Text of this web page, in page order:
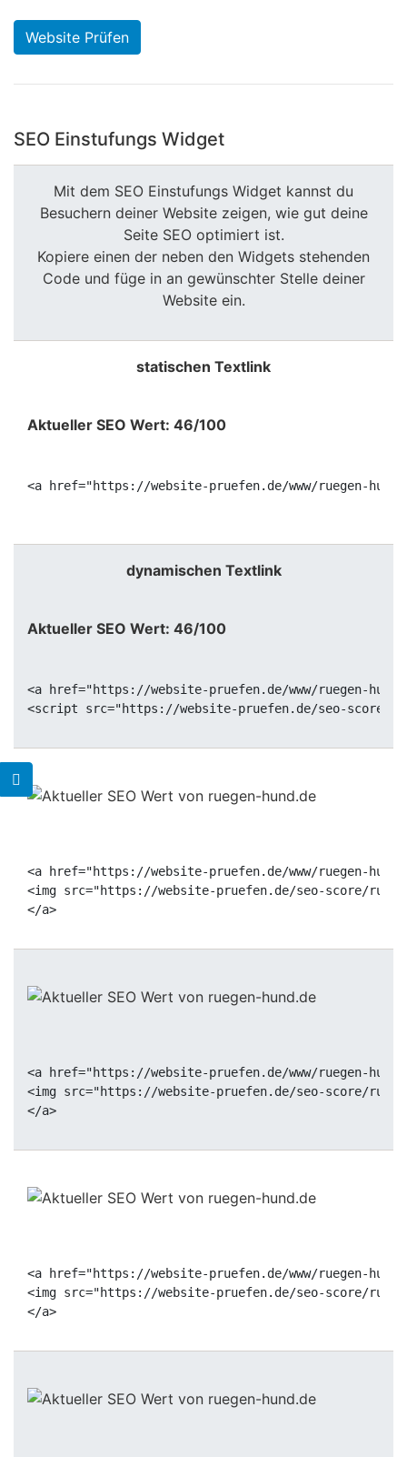
Website Prüfen
SEO Einstufungs Widget
Mit dem SEO Einstufungs Widget kannst du
Besuchern deiner Website zeigen, wie gut deine
Seite SEO optimiert ist.
Kopiere einen der neben den Widgets stehenden
Code und füge in an gewünschter Stelle deiner
Website ein.
statischen Textlink
Aktueller SEO Wert: 46/100
<a href="https://website-pruefen.de/www/ruegen-
dynamischen Textlink
Aktueller SEO Wert: 46/100
<a href="https://website-pruefen.de/www/ruegen-
<a href="https://website-pruefen.de/www/ruegen-
<img src="https://website-pruefen.de/seo-score/
<a href="https://website-pruefen.de/www/ruegen-
<img src="https://website-pruefen.de/seo-score/
<a href="https://website-pruefen.de/www/ruegen-
<img src="https://website-pruefen.de/seo-score/